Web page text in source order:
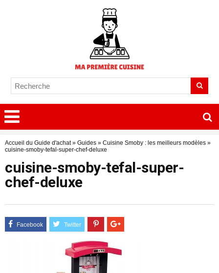
Accueil du Guide d'achat» Guides » Cuisine Smoby : les meilleurs modèles »
cuisine-smoby-tefal-super-chef-deluxe
cuisine-smoby-tefal-super-
chef-deluxe